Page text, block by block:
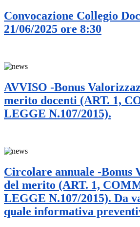
Convocazione Collegio
21/06/2025 ore 8:30
AVVISO -Bonus
merito docenti (ART. 1,
LEGGE N.107/2015).
Circolare annuale -Bonus
del merito (ART. 1,
LEGGE N.107/2015). Da
quale informativa